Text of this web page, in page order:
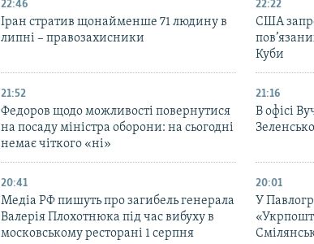
22:46
Іран стратив щонайменше 71 людину в
липні – правозахисники
22:22
США
Куби
21:52
Федоров щодо можливості повернутися
на посаду міністра оборони: на сьогодні
немає чіткого «ні»
21:16
В офісі
20:41
Медіа РФ пишуть про загибель генерала
Валерія Плохотнюка під час вибуху в
московському ресторані 1 серпня
20:01
У